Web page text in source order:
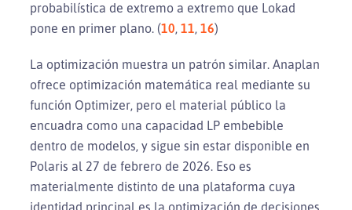
probabilística de extremo a extremo que Lokad
pone en primer plano. (10, 11, 16)
La optimización muestra un patrón similar. Anaplan
ofrece optimización matemática real mediante su
función Optimizer, pero el material público la
encuadra como una capacidad LP embebible
dentro de modelos, y sigue sin estar disponible en
Polaris al 27 de febrero de 2026. Eso es
materialmente distinto de una plataforma cuya
identidad principal es la optimización de decisiones